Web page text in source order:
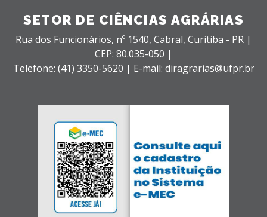
SETOR DE CIÊNCIAS AGRÁRIAS
Rua dos Funcionários, nº 1540, Cabral, Curitiba - PR |
CEP: 80.035-050 |
Telefone: (41) 3350-5620 | E-mail: diragrarias@ufpr.br